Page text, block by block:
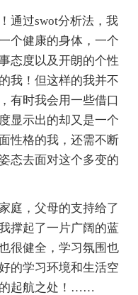
通过swot分析法，我
个健康的身体，一个
态度以及开朗的个性
我！但这样的我并不
有时我会用一些借口
显示出的却又是一个
性格的我，还需不断
态去面对这个多变的
庭，父母的支持给了
撑起了一片广阔的蓝
很健全，学习氛围也
的学习环境和生活空
的起航之处！……